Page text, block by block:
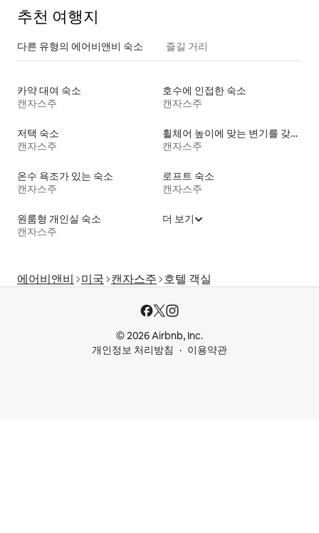
추천 여행지
다른 유형의 에어비앤비 숙소 즐길 거리
카약 대여 숙소
캔자스주
호수에 인접한 숙소
캔자스주
저택 숙소
캔자스주
휠체어 높이에 맞는 변기를 갖춘 숙소
캔자스주
온수 욕조가 있는 숙소
캔자스주
로프트 숙소
캔자스주
원룸형 개인실 숙소
캔자스주
더 보기
에어비앤비 미국 캔자스주 호텔 객실
© 2026 Airbnb, Inc.
개인정보 처리방침
이용약관